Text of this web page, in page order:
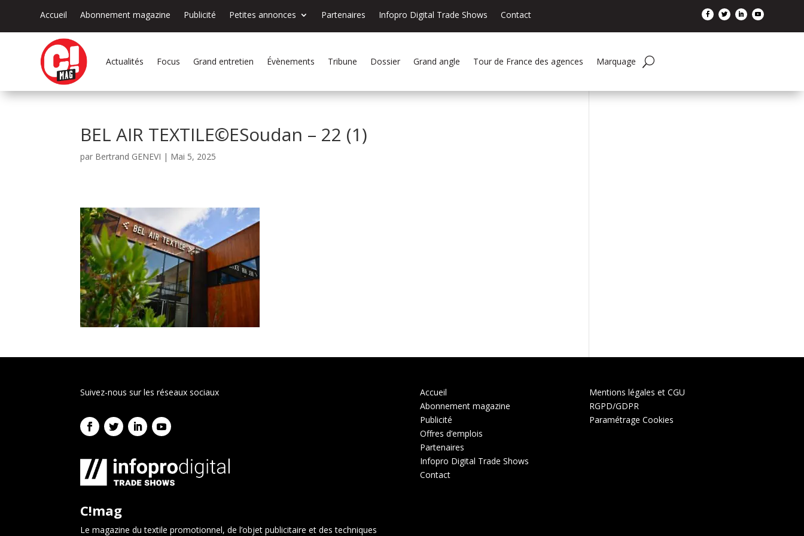
Accueil Abonnement magazine Publicité Petites annonces Partenaires Infopro Digital Trade Shows Contact
Actualités Focus Grand entretien Évènements Tribune Dossier Grand angle Tour de France des agences Marquage
BEL AIR TEXTILE©ESoudan – 22 (1)
par Bertrand GENEVI | Mai 5, 2025
Suivez-nous sur les réseaux sociaux
C!mag
Le magazine du textile promotionnel, de l’objet publicitaire et des techniques
Accueil
Abonnement magazine
Publicité
Offres d’emplois
Partenaires
Infopro Digital Trade Shows
Contact
Mentions légales et CGU
RGPD/GDPR
Paramétrage Cookies